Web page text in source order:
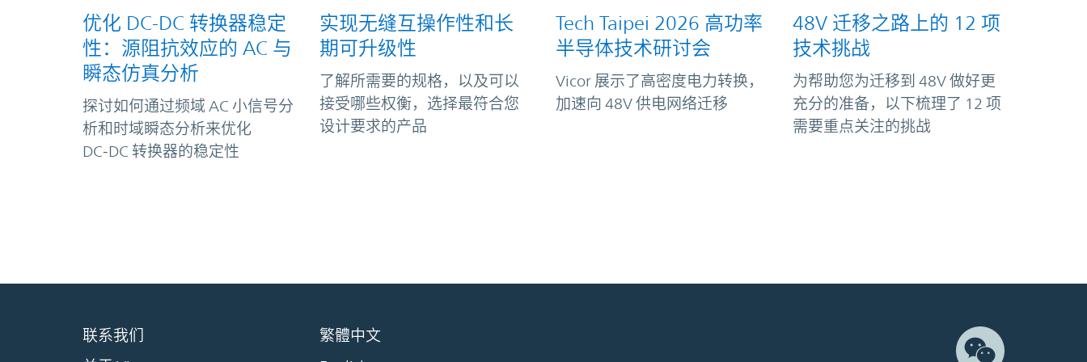
优化 DC-DC 转换器稳定
性：源阻抗效应的 AC 与
瞬态仿真分析
探讨如何通过频域 AC 小信号分
析和时域瞬态分析来优化
DC‑DC 转换器的稳定性
实现无缝互操作性和长
期可升级性
了解所需要的规格，以及可以
接受哪些权衡，选择最符合您
设计要求的产品
Tech Taipei 2026 高功率
半导体技术研讨会
Vicor 展示了高密度电力转换，
加速向 48V 供电网络迁移
48V 迁移之路上的 12 项
技术挑战
为帮助您为迁移到 48V 做好更
充分的准备，以下梳理了 12 项
需要重点关注的挑战
联系我们
繁體中文